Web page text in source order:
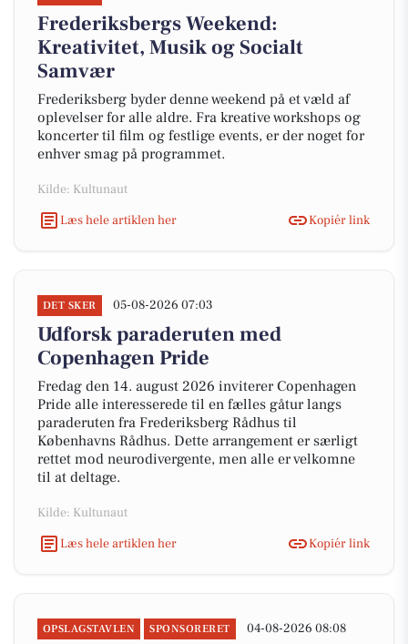
Frederiksbergs Weekend:
Kreativitet, Musik og Socialt
Samvær
Frederiksberg byder denne weekend på et væld af
oplevelser for alle aldre. Fra kreative workshops og
koncerter til film og festlige events, er der noget for
enhver smag på programmet.
Kilde: Kultunaut
Læs hele artiklen her
Kopiér link
DET SKER 05-08-2026 07:03
Udforsk paraderuten med
Copenhagen Pride
Fredag den 14. august 2026 inviterer Copenhagen
Pride alle interesserede til en fælles gåtur langs
paraderuten fra Frederiksberg Rådhus til
Københavns Rådhus. Dette arrangement er særligt
rettet mod neurodivergente, men alle er velkomne
til at deltage.
Kilde: Kultunaut
Læs hele artiklen her
Kopiér link
OPSLAGSTAVLEN SPONSORERET 04-08-2026 08:08